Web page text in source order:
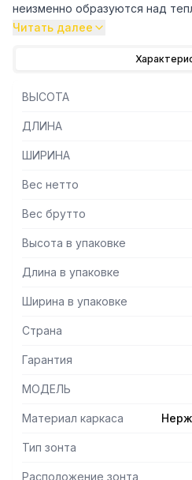
неизменно образуются над
процессе готовки.
Кроме того, зонт втягивает в
оборудование формирует
защищает сотрудников
Особенности:
— Вытяжной центральный в
— Материал: нержавеющая
— С лабиринтными фильтрами
Читать далее
ВЫСОТА
ДЛИНА
ШИРИНА
Вес нетто
Вес брутто
Высота в упаковке
Длина в упаковке
Ширина в упаковке
Страна
Гарантия
МОДЕЛЬ
Материал каркаса
Тип зонта
Расположение зонта